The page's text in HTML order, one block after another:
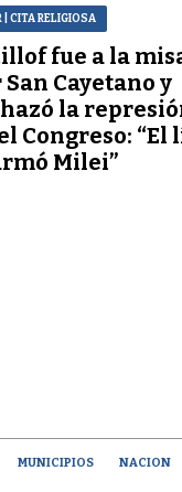
| CITA RELIGIOSA
fue a la
Cayetano y
la
Congreso: “El
Milei”
MUNICIPIOS NACION